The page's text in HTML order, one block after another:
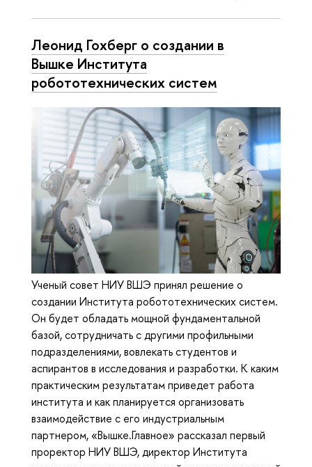
Леонид Гохберг о создании в
Вышке Института
робототехнических систем
Ученый совет НИУ ВШЭ принял решение о
создании Института робототехнических систем.
Он будет обладать мощной фундаментальной
базой, сотрудничать с другими профильными
подразделениями, вовлекать студентов и
аспирантов в исследования и разработки. К каким
практическим результатам приведет работа
института и как планируется организовать
взаимодействие с его индустриальным
партнером, «Вышке.Главное» рассказал первый
проректор НИУ ВШЭ, директор Института